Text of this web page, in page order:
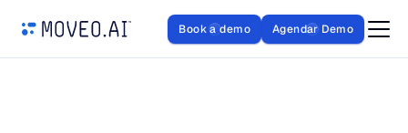
Book a demo Agendar Demo